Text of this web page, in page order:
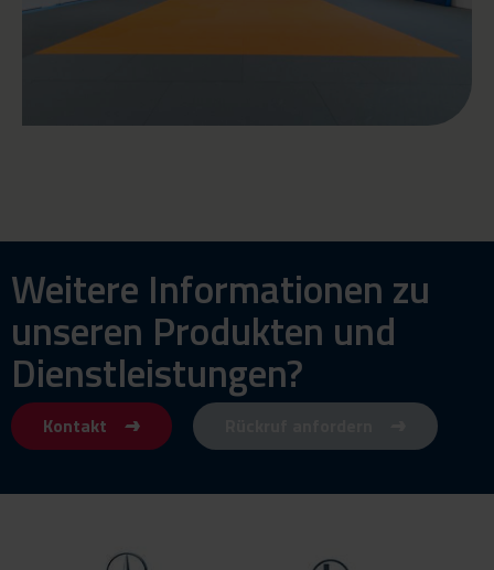
Weitere Informationen zu
unseren Produkten und
Dienstleistungen?
Kontakt